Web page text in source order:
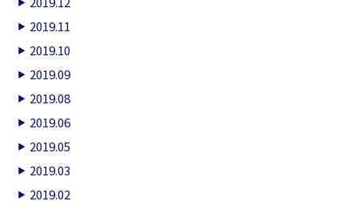
2019.11
2019.10
2019.09
2019.08
2019.06
2019.05
2019.03
2019.02